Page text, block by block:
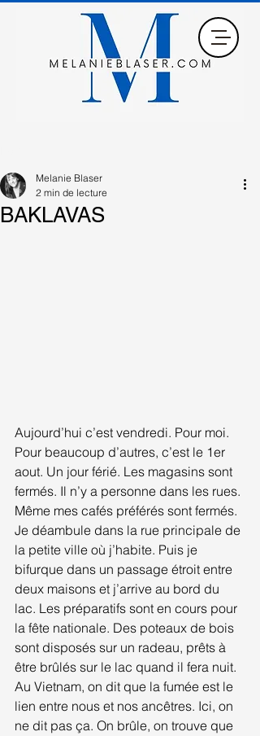
BAKLAVAS
Melanie Blaser
2 min de lecture
Aujourd’hui c’est vendredi. Pour moi.
Pour beaucoup d’autres, c’est le 1er
aout. Un jour férié. Les magasins sont
fermés. Il n’y a personne dans les rues.
Même mes cafés préférés sont fermés.
Je déambule dans la rue principale de
la petite ville où j’habite. Puis je
bifurque dans un passage étroit entre
deux maisons et j’arrive au bord du
lac. Les préparatifs sont en cours pour
la fête nationale. Des poteaux de bois
sont disposés sur un radeau, prêts à
être brûlés sur le lac quand il fera nuit.
Au Vietnam, on dit que la fumée est le
lien entre nous et nos ancêtres. Ici, on
ne dit pas ça. On brûle, on trouve que